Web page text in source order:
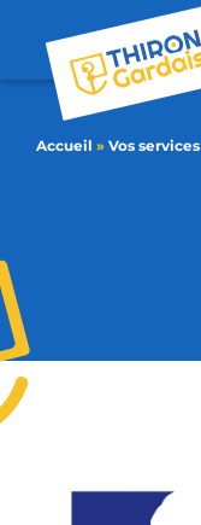
Accueil » Vos services